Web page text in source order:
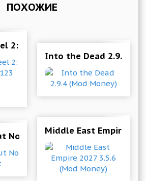
ПОХОЖИЕ
2: Idle RPG 0.11.123 Mod (Free
Into the Dead 2.9.4
No EquipmentMiddle East Empire